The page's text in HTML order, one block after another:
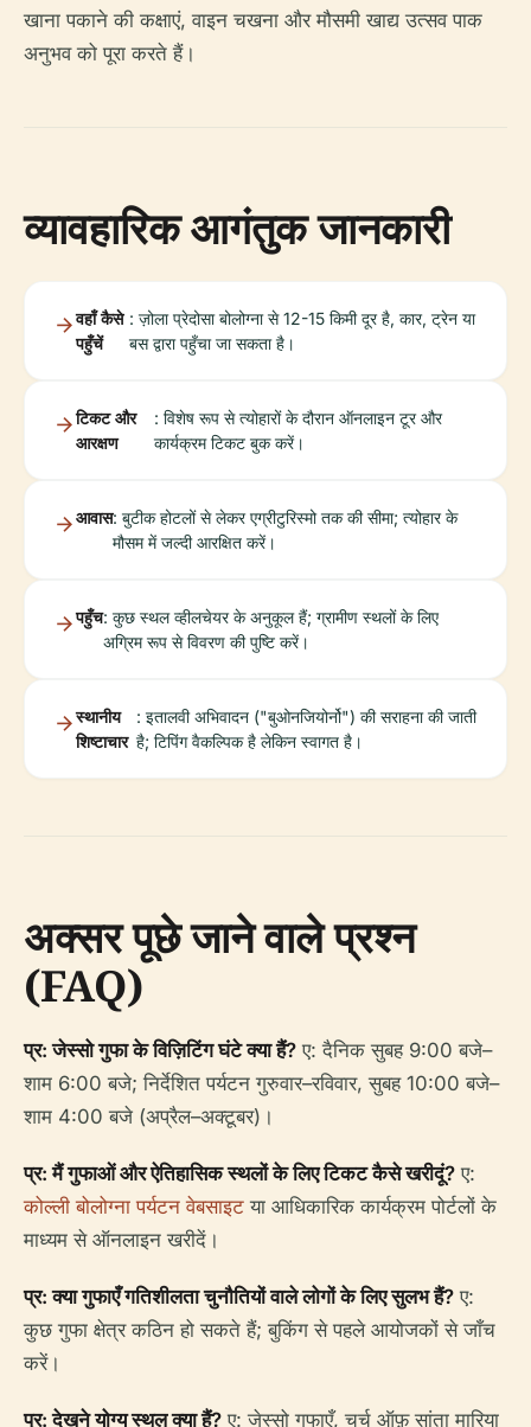
खाना पकाने की कक्षाएं, वाइन चखना और मौसमी खाद्य उत्सव पाक
अनुभव को पूरा करते हैं।
व्यावहारिक आगंतुक जानकारी
वहाँ कैसे
पहुँचें
: ज़ोला प्रेदोसा बोलोग्ना से 12-15 किमी दूर है, कार, ट्रेन या
बस द्वारा पहुँचा जा सकता है।
टिकट और
आरक्षण
: विशेष रूप से त्योहारों के दौरान ऑनलाइन टूर और
कार्यक्रम टिकट बुक करें।
आवास: बुटीक होटलों से लेकर एग्रीटुरिस्मो तक की सीमा; त्योहार के
मौसम में जल्दी आरक्षित करें।
पहुँच: कुछ स्थल व्हीलचेयर के अनुकूल हैं; ग्रामीण स्थलों के लिए
अग्रिम रूप से विवरण की पुष्टि करें।
स्थानीय
शिष्टाचार
: इतालवी अभिवादन ("बुओनजियोर्नो") की सराहना की जाती
है; टिपिंग वैकल्पिक है लेकिन स्वागत है।
अक्सर पूछे जाने वाले प्रश्न
(FAQ)
प्र: जेस्सो गुफा के विज़िटिंग घंटे क्या हैं? ए: दैनिक सुबह 9:00 बजे–
शाम 6:00 बजे; निर्देशित पर्यटन गुरुवार–रविवार, सुबह 10:00 बजे–
शाम 4:00 बजे (अप्रैल–अक्टूबर)।
प्र: मैं गुफाओं और ऐतिहासिक स्थलों के लिए टिकट कैसे खरीदूं? ए:
कोल्ली बोलोग्ना पर्यटन वेबसाइट या आधिकारिक कार्यक्रम पोर्टलों के
माध्यम से ऑनलाइन खरीदें।
प्र: क्या गुफाएँ गतिशीलता चुनौतियों वाले लोगों के लिए सुलभ हैं? ए:
कुछ गुफा क्षेत्र कठिन हो सकते हैं; बुकिंग से पहले आयोजकों से जाँच
करें।
प्र: देखने योग्य स्थल क्या हैं? ए: जेस्सो गुफाएँ, चर्च ऑफ़ सांता मारिया